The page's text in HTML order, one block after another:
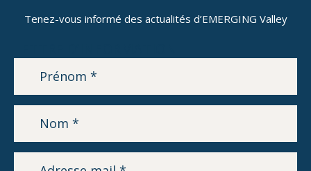
Tenez-vous informé des actualités d’EMERGING Valley